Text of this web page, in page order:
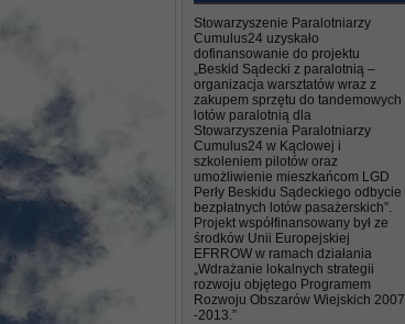
Stowarzyszenie Paralotniarzy
Cumulus24 uzyskało
dofinansowanie do projektu
„Beskid Sądecki z paralotnią –
organizacja warsztatów wraz z
zakupem sprzętu do tandemowych
lotów paralotnią dla
Stowarzyszenia Paralotniarzy
Cumulus24 w Kąclowej i
szkoleniem pilotów oraz
umożliwienie mieszkańcom LGD
Perły Beskidu Sądeckiego odbycie
bezpłatnych lotów pasażerskich”.
Projekt współfinansowany był ze
środków Unii Europejskiej
EFRROW w ramach działania
„Wdrażanie lokalnych strategii
rozwoju objętego Programem
Rozwoju Obszarów Wiejskich 2007
-2013.”